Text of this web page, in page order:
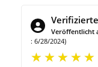
Veröffentlicht
: 6/28/2024)